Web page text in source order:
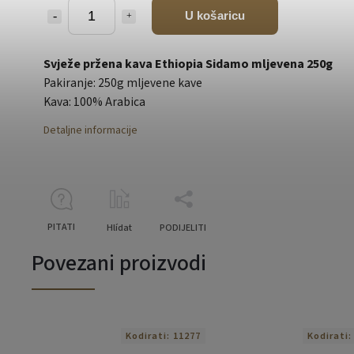
U košaricu
Svježe pržena kava Ethiopia Sidamo mljevena 250g
Pakiranje: 250g mljevene kave
Kava: 100% Arabica
Detaljne informacije
PITATI Hlídat PODIJELITI
Povezani proizvodi
Kodirati: 11277 Kodirati: